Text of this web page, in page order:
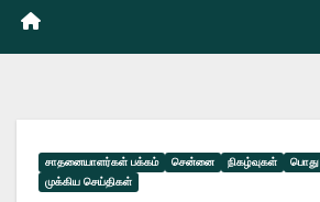
சாதனையாளர்கள் பக்கம் சென்னை நிகழ்வுகள் பொது
முக்கிய செய்திகள்